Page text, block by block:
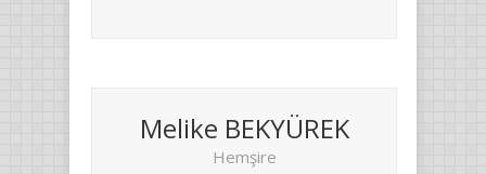
Melike BEKYÜREK
Hemşire